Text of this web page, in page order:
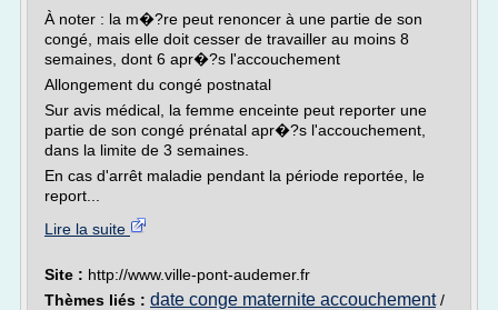
À noter : la m�?re peut renoncer à une partie de son
congé, mais elle doit cesser de travailler au moins 8
semaines, dont 6 apr�?s l'accouchement
Allongement du congé postnatal
Sur avis médical, la femme enceinte peut reporter une
partie de son congé prénatal apr�?s l'accouchement,
dans la limite de 3 semaines.
En cas d'arrêt maladie pendant la période reportée, le
report...
Lire la suite
Site : http://www.ville-pont-audemer.fr
Thèmes liés : date conge maternite accouchement/